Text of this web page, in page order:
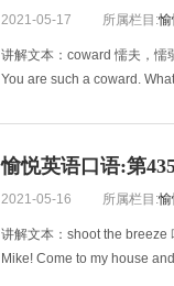
2021-05-17 所属栏目:
讲解文本：coward 懦夫，懦
You are such a coward.
Don&#39;t be a coward.
别做个懦夫，行动吧！
愉悦英语口语:第
2021-05-16 所属栏目:
讲解文本：shoot the breeze
Mike! Come to my house